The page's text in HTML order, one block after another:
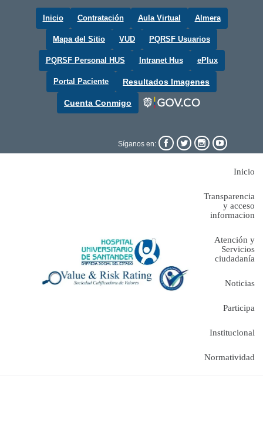
Inicio Contratación Aula Virtual Almera
Mapa del Sitio VUD PQRSF Usuarios
PQRSF Personal HUS Intranet Hus ePlux
Portal Paciente Resultados Imagenes
Cuenta Conmigo
Síganos en:    
Inicio
Transparencia
y acceso
informacion
Atención y
Servicios
ciudadanía
Noticias
Participa
Institucional
Normatividad